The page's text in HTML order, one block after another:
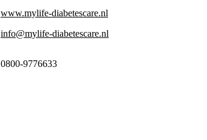
www.mylife-diabetescare.nl
info@mylife-diabetescare.nl
0800-9776633